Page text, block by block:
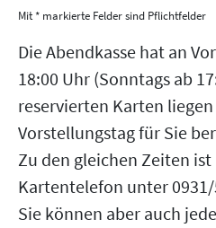
Mit * markierte Felder sind Pflichtfelder
Die Abendkasse hat an
18:00 Uhr (Sonntags ab
reservierten Karten
Vorstellungstag für Sie
Zu den gleichen Zeiten ist
Kartentelefon unter
Sie können aber auch